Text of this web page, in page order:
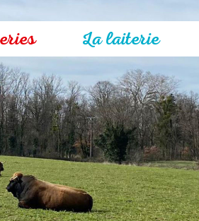
La laiterie